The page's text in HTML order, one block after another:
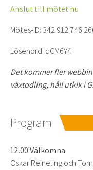
Anslut till mötet nu
Mötes-ID: 342 912 746
Lösenord: qCM6Y4
Det kommer fler
växtodling, håll utkik i
Program
12.00 Välkomna
Oskar Reineling och